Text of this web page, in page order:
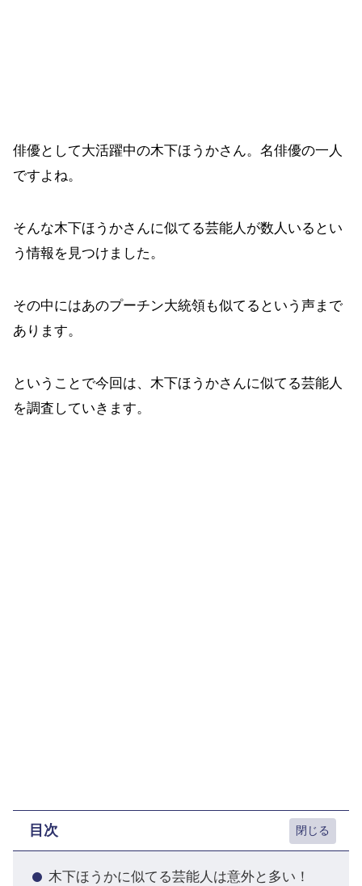
俳優として大活躍中の木下ほうかさん。名俳優の一人
ですよね。
そんな木下ほうかさんに似てる芸能人が数人いるとい
う情報を見つけました。
その中にはあのプーチン大統領も似てるという声まで
あります。
ということで今回は、木下ほうかさんに似てる芸能人
を調査していきます。
目次
木下ほうかに似てる芸能人は意外と多い！